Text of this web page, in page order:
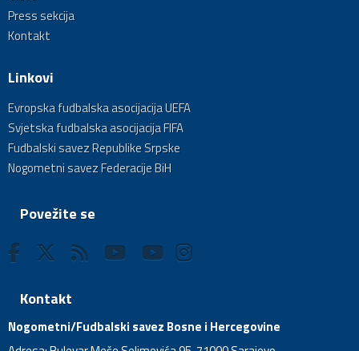
Press sekcija
Kontakt
Linkovi
Evropska fudbalska asocijacija UEFA
Svjetska fudbalska asocijacija FIFA
Fudbalski savez Republike Srpske
Nogometni savez Federacije BiH
Povežite se
Kontakt
Nogometni/Fudbalski savez Bosne i Hercegovine